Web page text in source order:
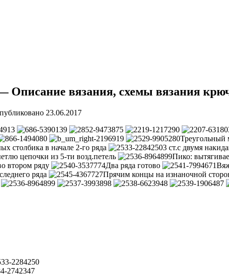
вязания, схемы вязания
23.06.2017
Треугольный
столбика в начале 2-го ряда 3 ст.с двумя
цепочки из 5-ти возд.петель
Пико:
втором ряду
Два ряда готово
ряда Прячим концы на изнаночной